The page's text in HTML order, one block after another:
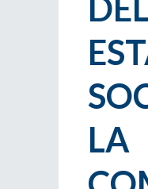
DEL
LA